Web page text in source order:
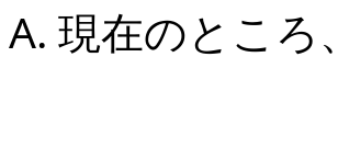
A. 現在のとこ